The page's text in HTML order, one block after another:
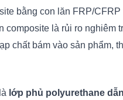
bằng con lăn FRP/
composite là rủi ro nghiêm
chất bám vào sản phẩm,
lớp phủ polyurethane